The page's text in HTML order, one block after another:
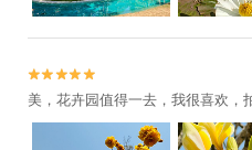


美，花卉园值得一去，我很喜欢，